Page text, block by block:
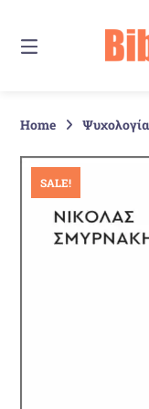
Inhalt
Home Ψυχολογία
SALE!